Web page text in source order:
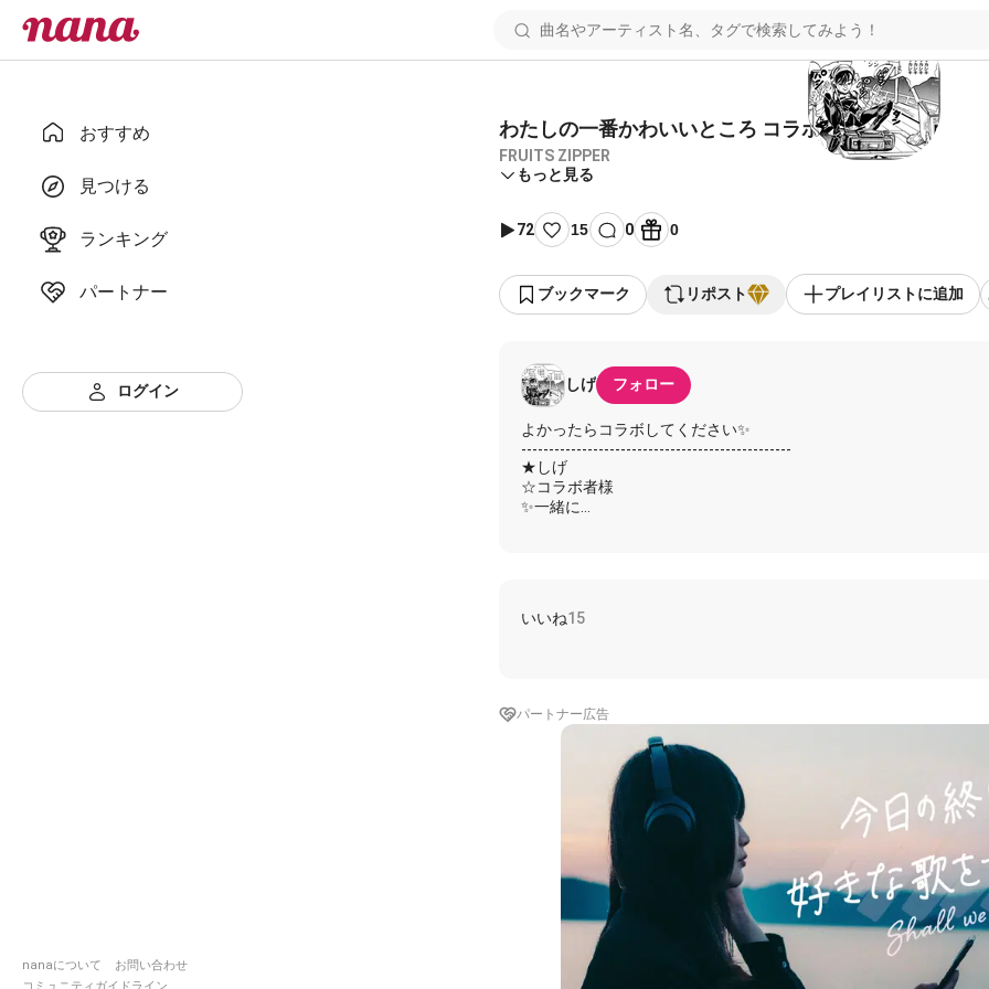
おすすめ
見つける
ランキング
パートナー
ログイン
nanaについて
お問い合わせ
コミュニティガイドライン
わたしの一番かわいいところ コラボ用
FRUITS ZIPPER
もっと見る
72 15 0 0
ブックマーク リポスト プレイリストに追加
しげ フォロー
よかったらコラボしてください✨
-------------------------------------------------
★しげ
☆コラボ者様
✨一緒に
嬉しかったはず
✨おねがい！
★携帯のアンテナを光らせて
それが超キュートなあの頃だって知ってたり。
☆っていうかアンテナって何っていってるような
付き合ってくれるの好き、
☆逆にでもわたしのどこが好き？
✨ねえ？ねえ？ねえ？
★わたしの一番、かわいいところに
気付いてる
いいね15
パートナー広告